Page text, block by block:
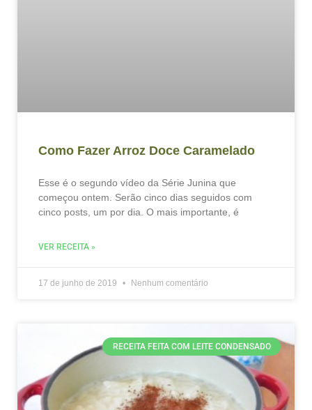
Como Fazer Arroz Doce Caramelado
Esse é o segundo vídeo da Série Junina que
começou ontem. Serão cinco dias seguidos com
cinco posts, um por dia. O mais importante, é
VER RECEITA »
17 de junho de 2019 Nenhum comentário
RECEITA FEITA COM LEITE CONDENSADO